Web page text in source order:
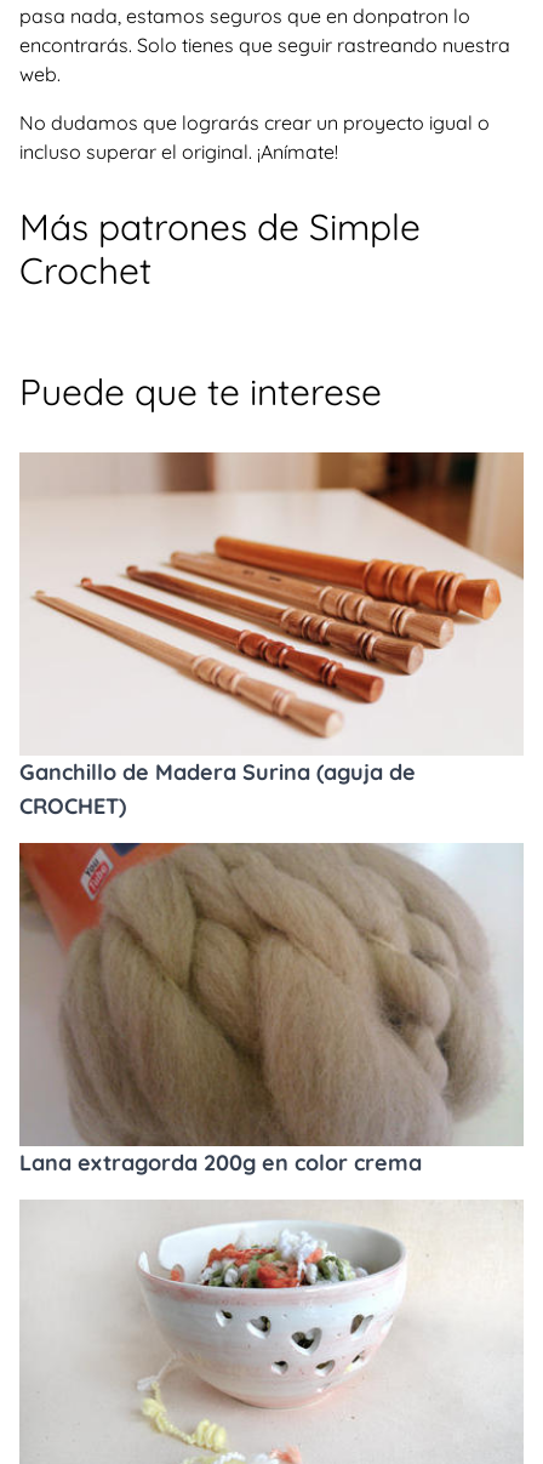
pasa nada, estamos seguros que en donpatron lo
encontrarás. Solo tienes que seguir rastreando nuestra
web.
No dudamos que lograrás crear un proyecto igual o
incluso superar el original. ¡Anímate!
Más patrones de Simple
Crochet
Puede que te interese
Ganchillo de Madera Surina (aguja de
CROCHET)
Lana extragorda 200g en color crema